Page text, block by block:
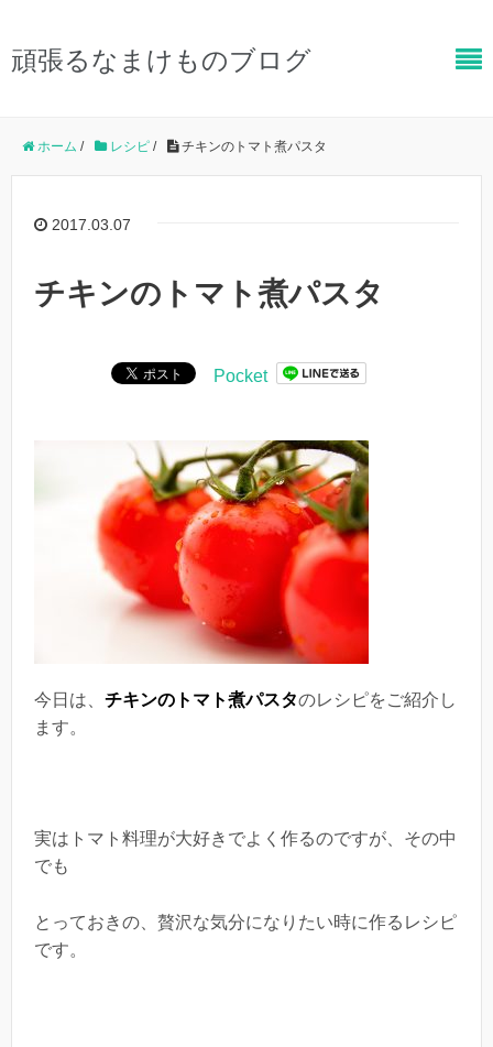
頑張るなまけものブログ
ホーム / レシピ / チキンのトマト煮パスタ
2017.03.07
チキンのトマト煮パスタ
Pocket
今日は、 チキンのトマト煮パスタのレシピをご紹介し
ます。
実はトマト料理が大好きでよく作るのですが、その中
でも
とっておきの、贅沢な気分になりたい時に作るレシピ
です。